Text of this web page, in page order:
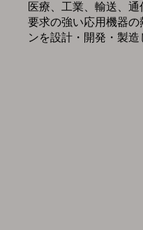
医療、工業、輸送、
要求の強い応用機器の
ンを設計・開発・製造